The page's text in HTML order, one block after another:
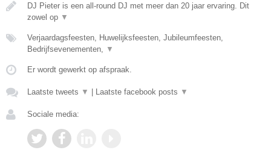
DJ Pieter is een all-round DJ met meer dan 20 jaar ervaring. Dit
zowel op ▼
Verjaardagsfeesten, Huwelijksfeesten, Jubileumfeesten,
Bedrijfsevenementen,
▼
Er wordt gewerkt op afspraak.
Laatste tweets ▼ Laatste facebook posts ▼
Sociale media: